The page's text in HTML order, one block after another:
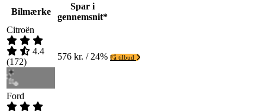
Bilmærke
Spar i
gennemsnit*
Citroën
4.4
(172)
576 kr. / 24% Få tilbud
Ford